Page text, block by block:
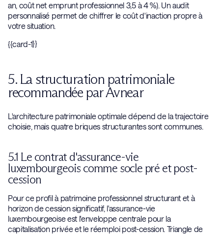
an, coût net emprunt professionnel 3,5 à 4 %). Un audit
personnalisé permet de chiffrer le coût d'inaction propre à
votre situation.
{{card-1}}
5. La structuration patrimoniale
recommandée par Avnear
L'architecture patrimoniale optimale dépend de la trajectoire
choisie, mais quatre briques structurantes sont communes.
5.1 Le contrat d'assurance-vie
luxembourgeois comme socle pré et post-
cession
Pour ce profil à patrimoine professionnel structurant et à
horizon de cession significatif, l'assurance-vie
luxembourgeoise est l'enveloppe centrale pour la
capitalisation privée et le réemploi post-cession. Triangle de